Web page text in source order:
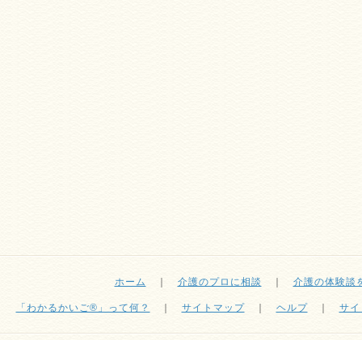
ホーム 介護のプロに相談 介護の体験談
「わかるかいご®」って何？ サイトマップ｜ ヘルプ｜ サ